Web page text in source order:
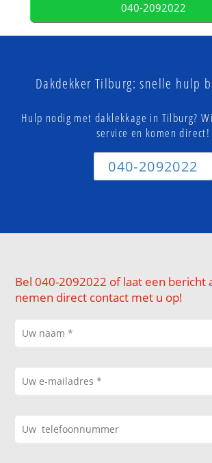
040-2092022
Dakdekker Tilburg: snelle hulp
Hulp nodig met daklekkage in Tilburg?
service en komen direct!
040-2092022
Bel 040-2092022 of laat een bericht
nemen direct contact met u op!